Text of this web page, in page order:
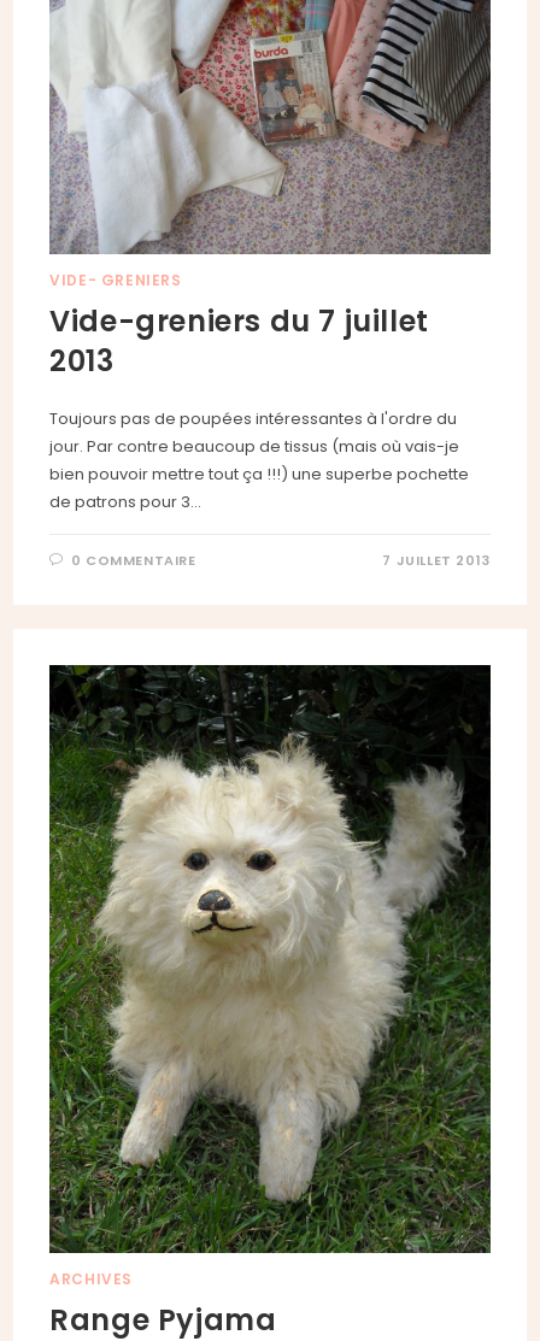
VIDE- GRENIERS
Vide-greniers du 7 juillet
2013
Toujours pas de poupées intéressantes à l'ordre du
jour. Par contre beaucoup de tissus (mais où vais-je
bien pouvoir mettre tout ça !!!) une superbe pochette
de patrons pour 3…
0 COMMENTAIRE 7 JUILLET 2013
ARCHIVES
Range Pyjama